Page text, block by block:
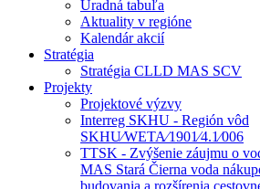
Úradná tabuľa
Aktuality v regióne
Kalendár akcií
Stratégia
Stratégia CLLD MAS SCV
Projekty
Projektové výzvy
Interreg SKHU - Región vôd
SKHU⁄WETA⁄1901⁄4.1⁄006
TTSK - Zvýšenie záujmu o
MAS Stará Čierna voda
budovania a rozšírenia